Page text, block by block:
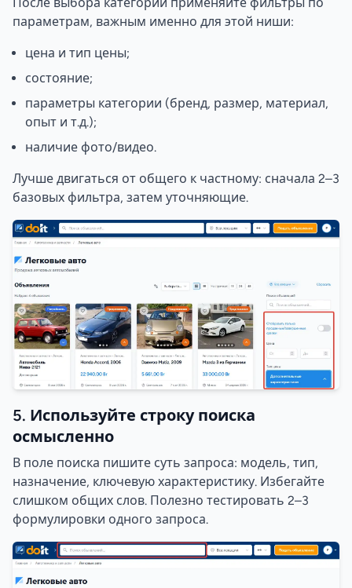
параметрам, важным именно для этой ниши:
цена и тип цены;
состояние;
параметры категории (бренд, размер, материал,
опыт и т.д.);
наличие фото/видео.
Лучше двигаться от общего к частному: сначала 2–3
базовых фильтра, затем уточняющие.
5. Используйте строку поиска
осмысленно
В поле поиска пишите суть запроса: модель, тип,
назначение, ключевую характеристику. Избегайте
слишком общих слов. Полезно тестировать 2–3
формулировки одного запроса.